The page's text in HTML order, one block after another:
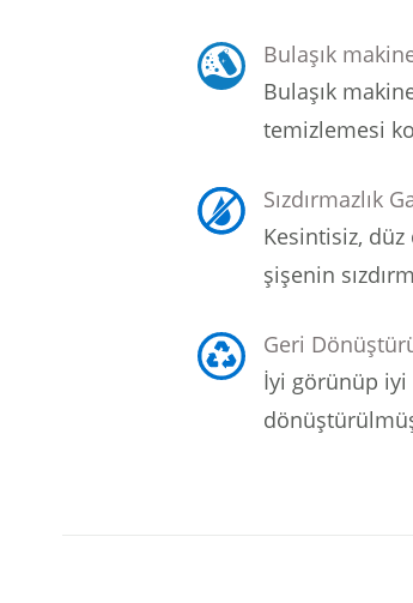
Bulaşık
Bulaşık
temizlemesi
Sızdırmazlık
Kesintisiz,
şişenin
Geri
İyi görünüp